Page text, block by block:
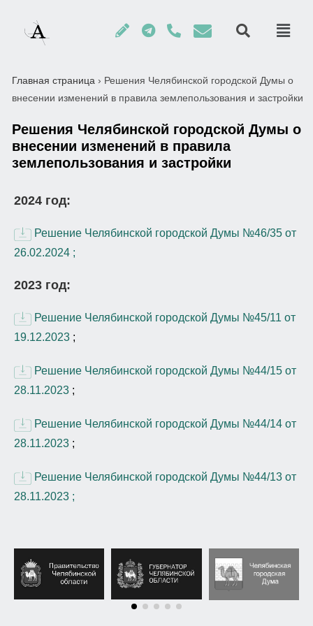
Главная страница › Решения Челябинской городской Думы о
внесении изменений в правила землепользования и застройки
Решения Челябинской городской Думы о
внесении изменений в правила
землепользования и застройки
2024 год:
Решение Челябинской городской Думы №46/35 от
26.02.2024 ;
2023 год:
Решение Челябинской городской Думы №45/11 от
19.12.2023 ;
Решение Челябинской городской Думы №44/15 от
28.11.2023 ;
Решение Челябинской городской Думы №44/14 от
28.11.2023 ;
Решение Челябинской городской Думы №44/13 от
28.11.2023 ;